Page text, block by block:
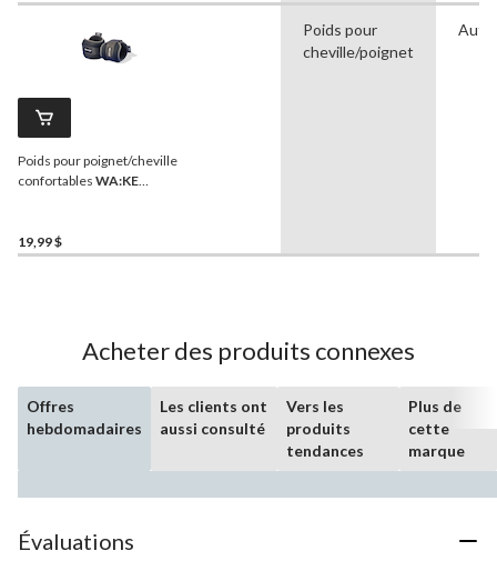
Poids pour poignet/cheville
confortables WA:KE
19,99 $
Poids pour
cheville/poignet
Acheter des produits connexes
Offres
hebdomadaires
Les clients ont
aussi consulté
Vers les
produits
tendances
Plus de
cette
marque
Évaluations